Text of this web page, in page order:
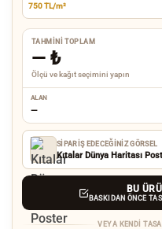
750 TL/m²
TAHMINI TOPLAM
— ₺
Ölçü ve kağıt seçimini yapın
ALAN
—
SIPARIŞ EDECEĞINIZ GÖRSEL
Kıtalar Dünya Haritası
BU
BASKIDAN ÖNCE
VEYA KENDI